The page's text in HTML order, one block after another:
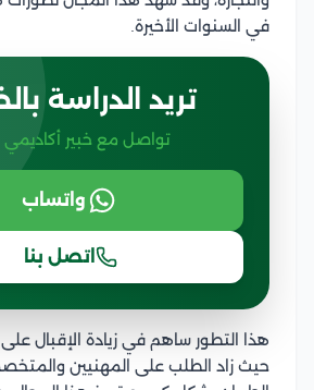
في السنوات الأخيرة.
تريد الدراسة
تواصل مع خبير أكاديمي
واتساب
اتصل بنا
هذا التطور ساهم في زيادة الإقبال على
حيث زاد الطلب على المهنيين